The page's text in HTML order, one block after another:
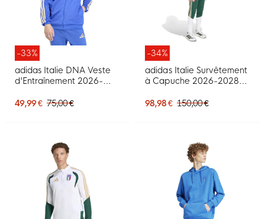
-33%
adidas Italie DNA Veste
d'Entraînement 2026-
49,99 € 75,00 €
-34%
adidas Italie Survêtement
à Capuche 2026-2028
98,98 € 150,00 €